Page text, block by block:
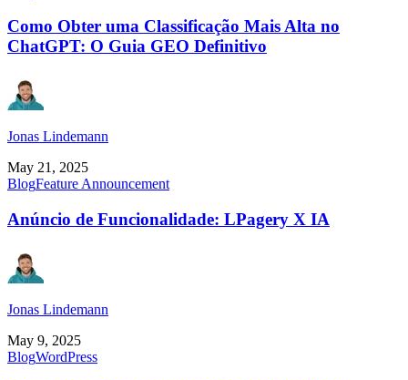
Como Obter uma Classificação Mais Alta no
ChatGPT: O Guia GEO Definitivo
Jonas Lindemann
May 21, 2025
BlogFeature Announcement
Anúncio de Funcionalidade: LPagery X IA
Jonas Lindemann
May 9, 2025
BlogWordPress